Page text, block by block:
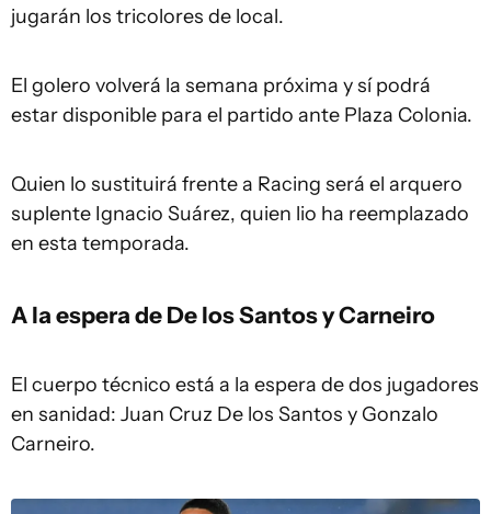
jugarán los tricolores de local.
El golero volverá la semana próxima y sí podrá
estar disponible para el partido ante Plaza Colonia.
Quien lo sustituirá frente a Racing será el arquero
suplente Ignacio Suárez, quien lio ha reemplazado
en esta temporada.
A la espera de De los Santos y Carneiro
El cuerpo técnico está a la espera de dos jugadores
en sanidad: Juan Cruz De los Santos y Gonzalo
Carneiro.